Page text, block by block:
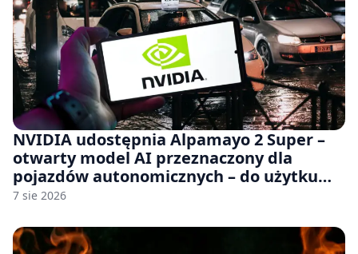
NVIDIA udostępnia Alpamayo 2 Super –
otwarty model AI przeznaczony dla
pojazdów autonomicznych – do użytku
komercyjnego
7 sie 2026